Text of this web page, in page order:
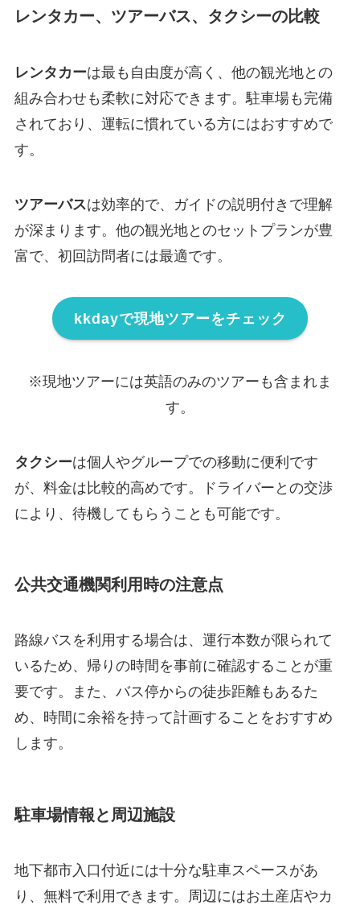
レンタカー、ツアーバス、タクシーの比較
レンタカーは最も自由度が高く、他の観光地との
組み合わせも柔軟に対応できます。駐車場も完備
されており、運転に慣れている方にはおすすめで
す。
ツアーバスは効率的で、ガイドの説明付きで理解
が深まります。他の観光地とのセットプランが豊
富で、初回訪問者には最適です。
kkdayで現地ツアーをチェック
※現地ツアーには英語のみのツアーも含まれま
す。
タクシーは個人やグループでの移動に便利です
が、料金は比較的高めです。ドライバーとの交渉
により、待機してもらうことも可能です。
公共交通機関利用時の注意点
路線バスを利用する場合は、運行本数が限られて
いるため、帰りの時間を事前に確認することが重
要です。また、バス停からの徒歩距離もあるた
め、時間に余裕を持って計画することをおすすめ
します。
駐車場情報と周辺施設
地下都市入口付近には十分な駐車スペースがあ
り、無料で利用できます。周辺にはお土産店やカ